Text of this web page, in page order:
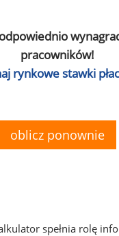
pracowników!
rynkowe stawki
oblicz ponownie
spełnia rolę